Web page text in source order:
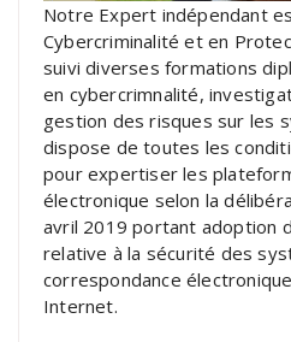
Notre Expert indépendant
Cybercriminalité et en
suivi diverses formations
en cybercrimnalité,
gestion des risques sur les
dispose de toutes les
pour expertiser les
électronique selon la
avril 2019 portant adoption
relative à la sécurité des
correspondance
Internet.